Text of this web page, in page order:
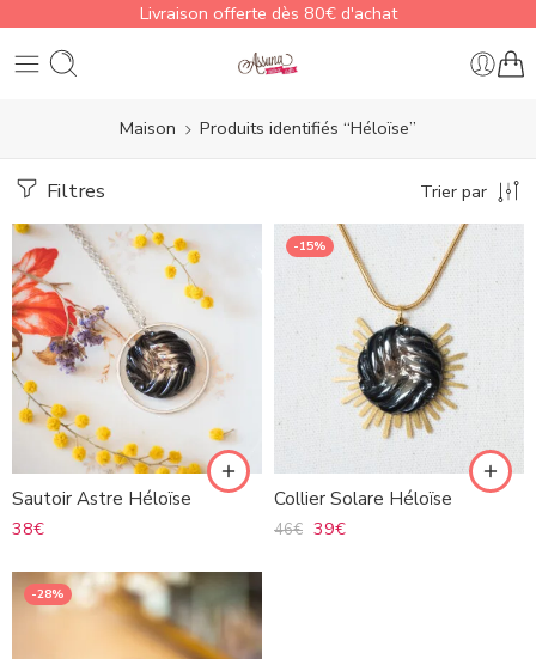
Livraison offerte dès 80€ d'achat
Maison Produits identifiés “Héloïse”
Filtres Trier par
Sautoir Astre Héloïse
38€
-15%
Collier Solare Héloïse
46€ 39€
-28%